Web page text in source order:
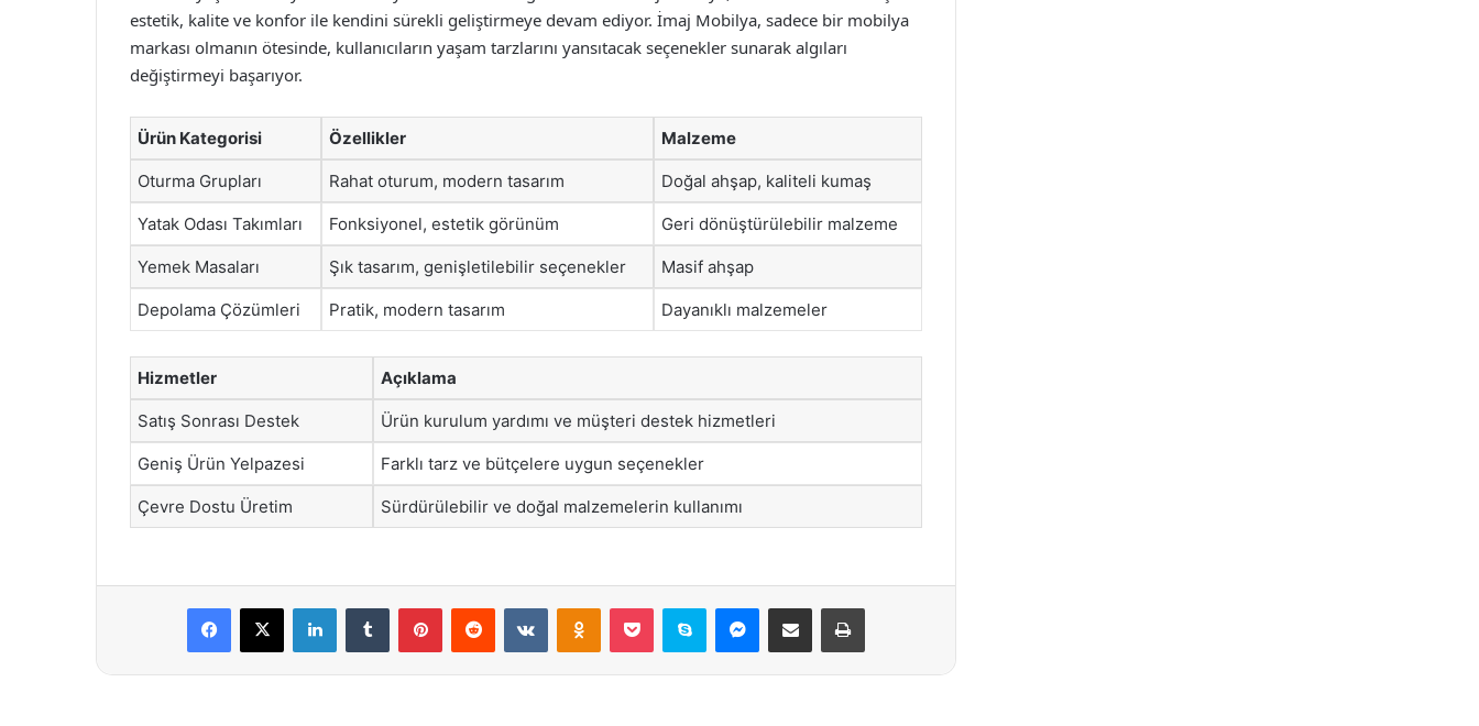
estetik, kalite ve konfor ile kendini sürekli geliştirmeye devam ediyor. İmaj Mobilya, sadece bir mobilya
markası olmanın ötesinde, kullanıcıların yaşam tarzlarını yansıtacak seçenekler sunarak algıları
değiştirmeyi başarıyor.
Ürün Kategorisi Özellikler Malzeme
Oturma Grupları Rahat oturum, modern tasarım Doğal ahşap, kaliteli kumaş
Yatak Odası Takımları Fonksiyonel, estetik görünüm Geri dönüştürülebilir malzeme
Yemek Masaları Şık tasarım, genişletilebilir seçenekler Masif ahşap
Depolama Çözümleri Pratik, modern tasarım Dayanıklı malzemeler
Hizmetler Açıklama
Satış Sonrası Destek Ürün kurulum yardımı ve müşteri destek hizmetleri
Geniş Ürün Yelpazesi Farklı tarz ve bütçelere uygun seçenekler
Çevre Dostu Üretim Sürdürülebilir ve doğal malzemelerin kullanımı
Facebook
X LinkedInTumblr PinterestReddit VKontakteOdnoklassniki
Pocket Skype Messenger
E-Posta ile paylaş Yazdır